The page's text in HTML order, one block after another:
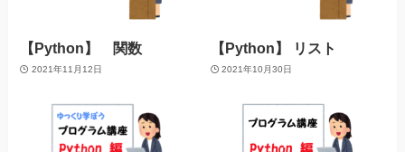
【Python】 関数
2021年11月12日
【Python】 リスト
2021年10月30日